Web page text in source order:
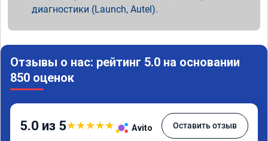
диагностики (Launch, Autel).
Отзывы о нас: рейтинг 5.0 на основании
850 оценок
5.0 из 5★★★★★ Avito Оставить отзыв